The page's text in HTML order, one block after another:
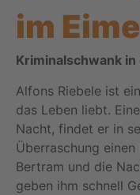
im
Kriminalschwank
Alfons Riebele ist
das Leben liebt.
Nacht, findet er in
Überraschung
Bertram und die
geben ihm schnell